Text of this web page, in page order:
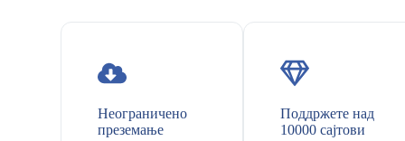
Неограничено
преземање
Поддржете над
10000 сајтови